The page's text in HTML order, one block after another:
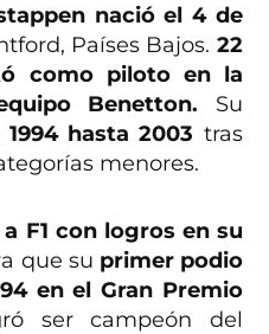
nació el 4 de
Países Bajos. 22
como piloto en la
Benetton. Su
1994 hasta 2003 tras
menores.
F1 con logros en su
que su primer podio
en el Gran Premio
ser campeón del